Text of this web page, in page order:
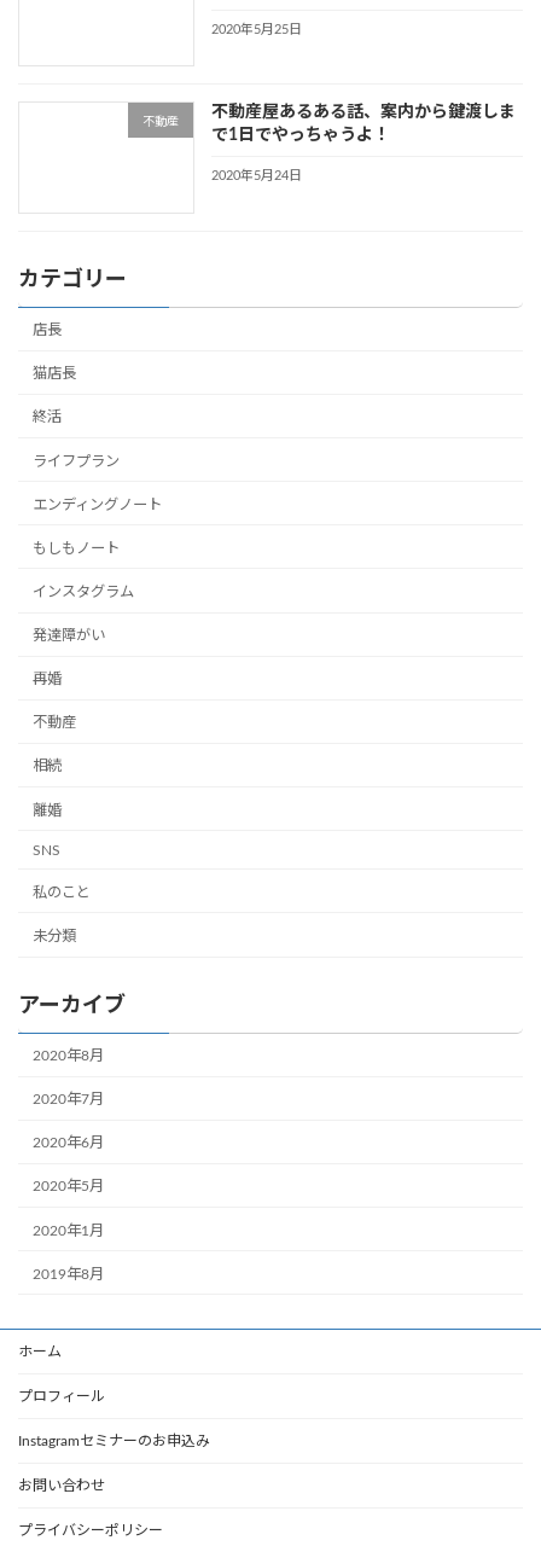
2020年5月25日
不動産
不動産屋あるある話、案内から鍵渡しま
で1日でやっちゃうよ！
2020年5月24日
カテゴリー
店長
猫店長
終活
ライフプラン
エンディングノート
もしもノート
インスタグラム
発達障がい
再婚
不動産
相続
離婚
SNS
私のこと
未分類
アーカイブ
2020年8月
2020年7月
2020年6月
2020年5月
2020年1月
2019年8月
ホーム
プロフィール
Instagramセミナーのお申込み
お問い合わせ
プライバシーポリシー